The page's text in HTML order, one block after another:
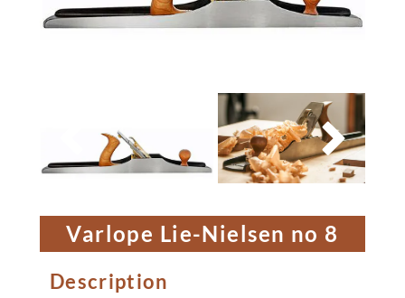

Varlope Lie-Nielsen no 8
Description